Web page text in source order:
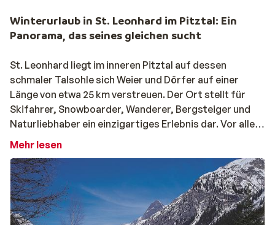
Winterurlaub in St. Leonhard im Pitztal: Ein
Panorama, das seines gleichen sucht
St. Leonhard liegt im inneren Pitztal auf dessen
schmaler Talsohle sich Weier und Dörfer auf einer
Länge von etwa 25 km verstreuen. Der Ort stellt für
Skifahrer, Snowboarder, Wanderer, Bergsteiger und
Naturliebhaber ein einzigartiges Erlebnis dar. Vor allem
der Pitztaler Gletscher und das Rifflsee Ski- und
Möglichkeiten. Österreichs höchste Seilbahn bringt die
staunenden Gäste bis auf 3.440 m Seehöhe und einem
Panorama näher, das im ganzen Alpenraum
seinesgleichen sucht. St. Leonhard ist auch unter den
Mehr lesen